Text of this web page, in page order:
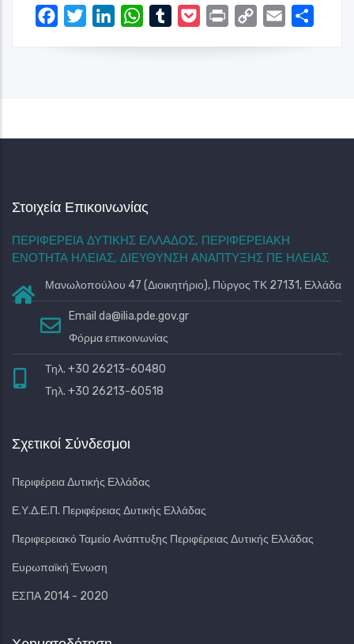
Γκαλερί
Βίντεο
Δήμος Πύργου
Στάση 14
Παραλία Σκαφιδιάς
βορειοδυτικά του Πύργου και κάθε καλοκαίρι ελκύει εκατοντάδες
επισκέπ...
Παραλίες
FacebookTwitterLinkedInWhatsAppTumblrPocketPrint
Copy
Email
Στοιχεία Επικοινωνίας
ΠΕΡΙΦΕΡΕΙΑ ΔΥΤΙΚΗΣ ΕΛΛΑΔΟΣ, ΠΕΡΙΦΕΡΕΙΑΚΗ
ΕΝΟΤΗΤΑ ΗΛΕΙΑΣ, ΔΙΕΥΘΥΝΣΗ ΑΝΑΠΤΥΞΗΣ ΠΕ ΗΛΕΙΑΣ
Μανωλοπούλου 47 (Διοικητήριο), Πύργος ΤΚ 27131, Ελλάδα
Email da@ilia.pde.gov.gr
Φόρμα επικοινωνίας
Τηλ. +30 26213-60480
Τηλ. +30 26213-60518
Σχετικοί Σύνδεσμοι
Περιφέρεια Δυτικής Ελλάδας
Ε.Υ.Δ.Ε.Π. Περιφέρειας Δυτικής Ελλάδας
Περιφερειακό Ταμείο Ανάπτυξης Περιφέρειας Δυτικής Ελλάδας
Ευρωπαϊκή Ένωση
ΕΣΠΑ 2014 - 2020